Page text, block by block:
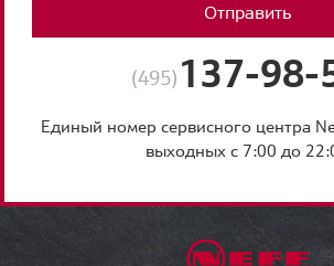
Отправить
(495) 137-98-
Единый номер сервисного центра
выходных с 7:00 до